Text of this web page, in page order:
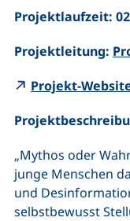
Projektlaufzeit:
Projektleitung:
Projekt-
„Mythos oder
junge Menschen
und
selbstbewusst